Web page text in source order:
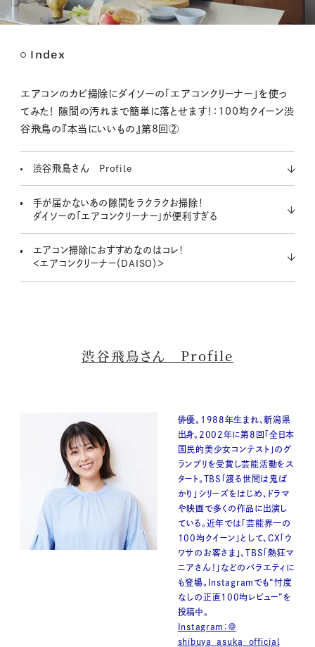
t
e
Index
エアコンのカビ掃除にダイソーの「エアコンクリーナー」を使っ
てみた！ 隙間の汚れまで簡単に落とせます！：100均クイーン渋
谷飛鳥の『本当にいいもの』第8回②
渋谷飛鳥さん Profile
手が届かないあの隙間をラクラクお掃除！
ダイソーの「エアコンクリーナー」が便利すぎる
エアコン掃除におすすめなのはコレ！
＜エアコンクリーナー（DAISO）＞
渋谷飛鳥さん Profile
俳優。1988年生まれ、新潟県
出身。2002年に第8回「全日本
国民的美少女コンテスト」のグ
ランプリを受賞し芸能活動をス
タート。TBS「渡る世間は鬼ば
かり」シリーズをはじめ、ドラマ
や映画で多くの作品に出演し
ている。近年では「芸能界一の
100均クイーン」として、CX「ウ
ワサのお客さま」、TBS「熱狂マ
ニアさん！」などのバラエティに
も登場。Instagramでも“忖度
なしの正直100均レビュー”を
投稿中。
Instagram：＠
shibuya_asuka_official